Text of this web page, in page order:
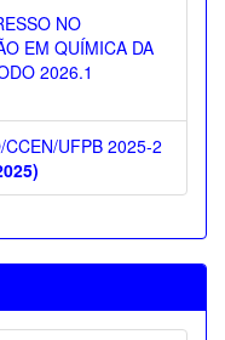
NO
EM QUÍMICA DA
2026.1
UFPB 2025-2